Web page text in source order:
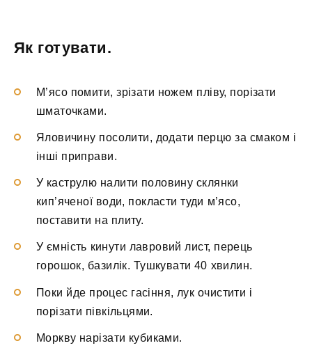
Як готувати.
М’ясо помити, зрізати ножем пліву, порізати
шматочками.
Яловичину посолити, додати перцю за смаком і
інші приправи.
У каструлю налити половину склянки
кип’яченої води, покласти туди м’ясо,
поставити на плиту.
У ємність кинути лавровий лист, перець
горошок, базилік. Тушкувати 40 хвилин.
Поки йде процес гасіння, лук очистити і
порізати півкільцями.
Моркву нарізати кубиками.